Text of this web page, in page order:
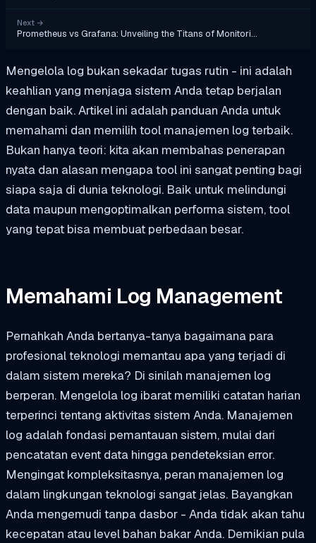
Next →
Prometheus vs Grafana: Unveiling the Titans of Monitori…
Mengelola log bukan sekadar tugas rutin - ini adalah
keahlian yang menjaga sistem Anda tetap berjalan
dengan baik. Artikel ini adalah panduan Anda untuk
memahami dan memilih tool manajemen log terbaik.
Bukan hanya teori: kita akan membahas penerapan
nyata dan alasan mengapa tool ini sangat penting bagi
siapa saja di dunia teknologi. Baik untuk melindungi
data maupun mengoptimalkan performa sistem, tool
yang tepat bisa membuat perbedaan besar.
Memahami Log Management
Pernahkah Anda bertanya-tanya bagaimana para
profesional teknologi memantau apa yang terjadi di
dalam sistem mereka? Di sinilah manajemen log
berperan. Mengelola log ibarat memiliki catatan harian
terperinci tentang aktivitas sistem Anda. Manajemen
log adalah fondasi pemantauan sistem, mulai dari
pencatatan event data hingga pendeteksian error.
Mengingat kompleksitasnya, peran manajemen log
dalam lingkungan teknologi sangat jelas. Bayangkan
Anda mengemudi tanpa dasbor - Anda tidak akan tahu
kecepatan atau level bahan bakar Anda. Demikian pula